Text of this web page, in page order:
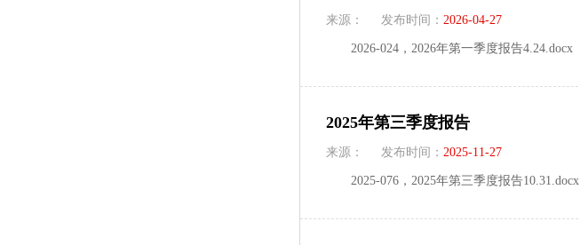
来源： 发布时间： 2026-04-27
2026-024，2026年第一季度报告4.24.docx
2025年第三季度报告
来源： 发布时间： 2025-11-27
2025-076，2025年第三季度报告10.31.docx